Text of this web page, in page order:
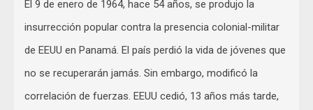
El 9 de enero de 1964, hace 54 años, se produjo la
insurrección popular contra la presencia colonial-militar
de EEUU en Panamá. El país perdió la vida de jóvenes que
no se recuperarán jamás. Sin embargo, modificó la
correlación de fuerzas. EEUU cedió, 13 años más tarde,